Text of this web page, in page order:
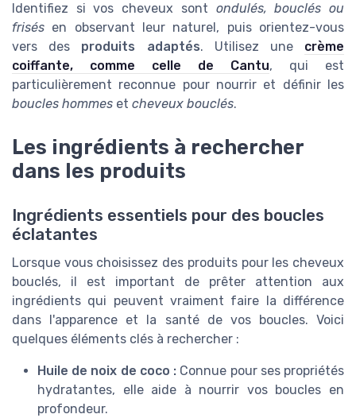
Identifiez si vos cheveux sont ondulés, bouclés ou
frisés en observant leur naturel, puis orientez-vous
vers des produits adaptés. Utilisez une crème
coiffante, comme celle de Cantu, qui est
particulièrement reconnue pour nourrir et définir les
boucles hommes et cheveux bouclés.
Les ingrédients à rechercher
dans les produits
Ingrédients essentiels pour des boucles
éclatantes
Lorsque vous choisissez des produits pour les cheveux
bouclés, il est important de prêter attention aux
ingrédients qui peuvent vraiment faire la différence
dans l'apparence et la santé de vos boucles. Voici
quelques éléments clés à rechercher :
Huile de noix de coco : Connue pour ses propriétés
hydratantes, elle aide à nourrir vos boucles en
profondeur.